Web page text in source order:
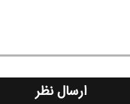
ارسال نظر